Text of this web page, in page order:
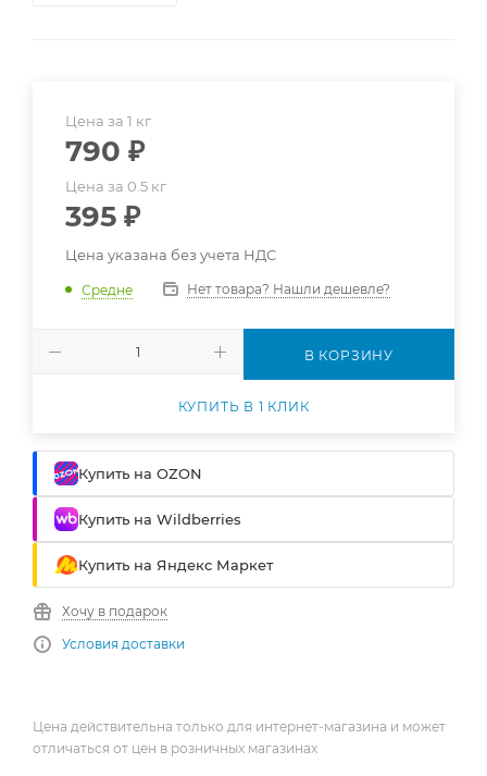
Цена за 1 кг
790 ₽
Цена за 0.5 кг
395 ₽
Цена указана без учета НДС
Средне Нет товара? Нашли дешевле?
В КОРЗИНУ
КУПИТЬ В 1 КЛИК
Купить на OZON
Купить на Wildberries
Купить на Яндекс Маркет
Хочу в подарок
Условия доставки
Цена действительна только для интернет-магазина и может
отличаться от цен в розничных магазинах